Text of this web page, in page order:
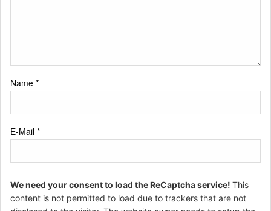
Name *
E-Mail *
We need your consent to load the ReCaptcha service! This
content is not permitted to load due to trackers that are not